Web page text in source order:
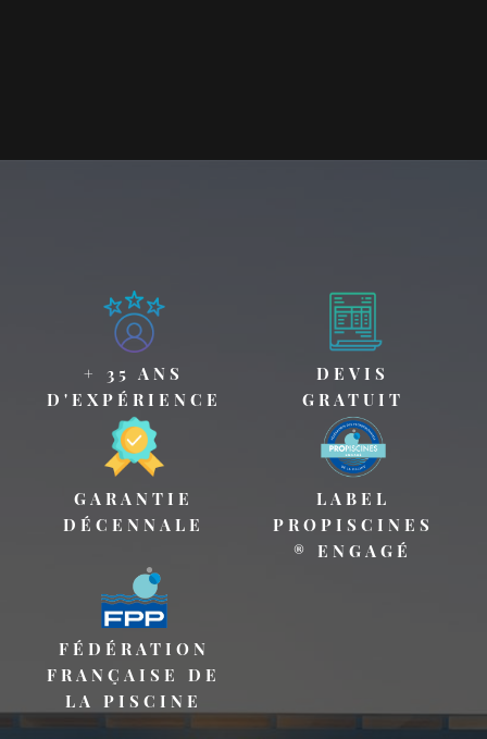
+ 35 ANS
D'EXPÉRIENCE
DEVIS
GRATUIT
GARANTIE
DÉCENNALE
LABEL
PROPISCINES
® ENGAGÉ
FÉDÉRATION
FRANÇAISE DE
LA PISCINE